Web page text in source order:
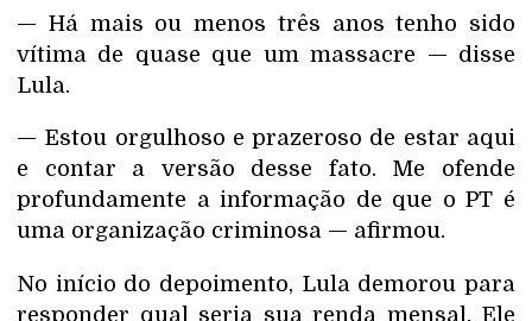
— Há mais ou menos três anos tenho sido
vítima de quase que um massacre — disse
Lula.
— Estou orgulhoso e prazeroso de estar aqui
e contar a versão desse fato. Me ofende
profundamente a informação de que o PT é
uma organização criminosa — afirmou.
No início do depoimento, Lula demorou para
responder qual seria sua renda mensal. Ele